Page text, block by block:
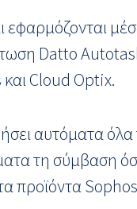
εφαρμόζονται
Datto
Cloud Optix.
αυτόματα
τη σύμβαση
προϊόντα